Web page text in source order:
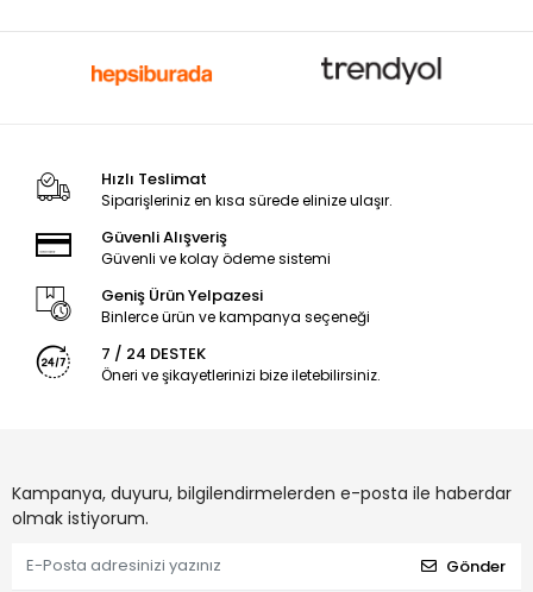
Hızlı Teslimat
Siparişleriniz en kısa sürede elinize ulaşır.
Güvenli Alışveriş
Güvenli ve kolay ödeme sistemi
Geniş Ürün Yelpazesi
Binlerce ürün ve kampanya seçeneği
7 / 24 DESTEK
Öneri ve şikayetlerinizi bize iletebilirsiniz.
Kampanya, duyuru, bilgilendirmelerden e-posta ile haberdar
olmak istiyorum.
Gönder